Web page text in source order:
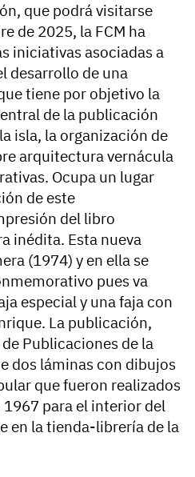
que podrá visitarse
de 2025, la FCM ha
iniciativas asociadas a
desarrollo de una
tiene por objetivo la
de la publicación
isla, la organización de
arquitectura vernácula
Ocupa un lugar
de este
del libro
inédita. Esta nueva
(1974) y en ella se
pues va
especial y una faja con
La publicación,
Publicaciones de la
dos láminas con dibujos
que fueron realizados
1967 para el interior del
en la tienda-librería de la